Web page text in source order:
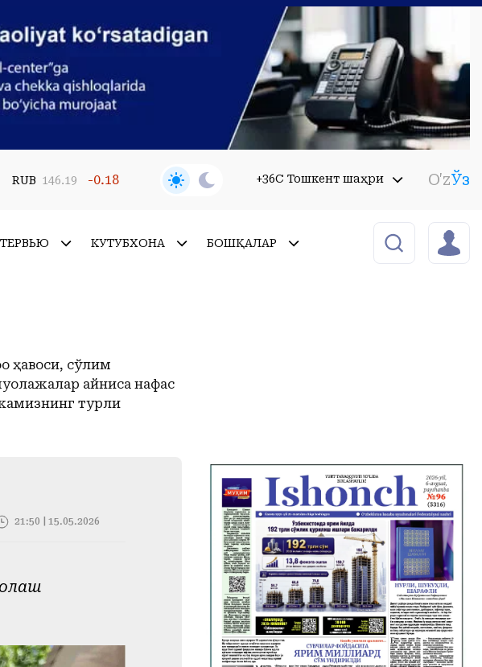
RUB 146.19 -0.18 +36C Тошкент шаҳри O'zЎз
КУТУБХОНА БОШҚАЛАР
ҳавоси, сўлим
айниқса нафас
турли
21:50 | 15.05.2026